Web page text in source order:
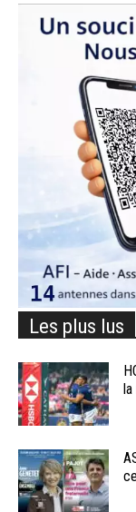
Les plus lus
la